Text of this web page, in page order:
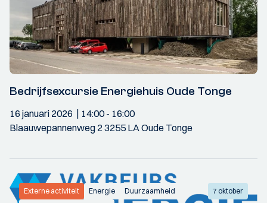
Bedrijfsexcursie Energiehuis Oude Tonge
16 januari 2026 14:00- 16:00
Blaauwepannenweg 2 3255 LA Oude Tonge
Externe activiteit Energie Duurzaamheid 7 oktober